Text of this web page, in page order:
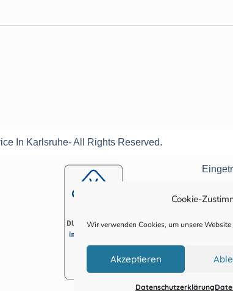
Cookie-
Wir verwenden Cookies, um unsere
Akzeptieren
Datenschutzerklärung
In Karlsruhe- All Rights Reserved.